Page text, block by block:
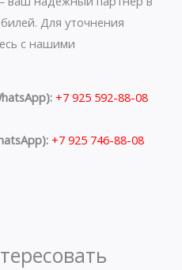
Для уточнения
с нашими
+7 925 592-88-08
+7 925 746-88-08